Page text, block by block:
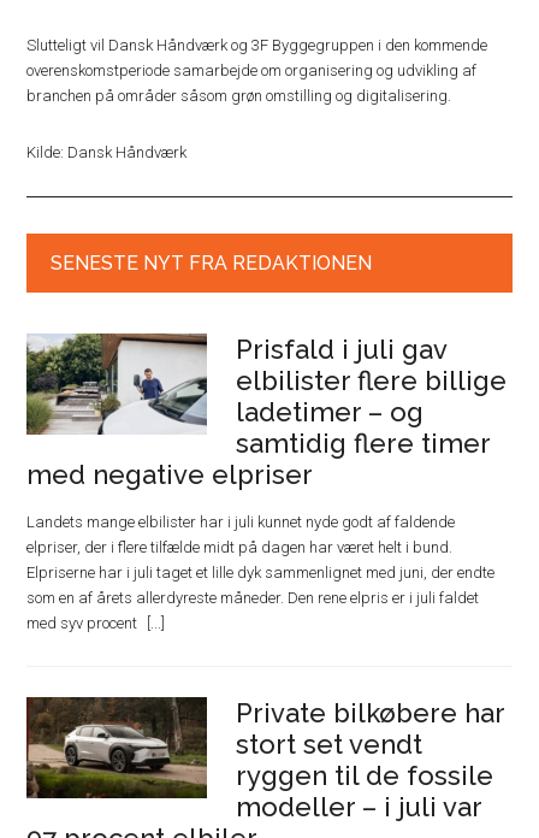
Slutteligt vil Dansk Håndværk og 3F Byggegruppen i den kommende
overenskomstperiode samarbejde om organisering og udvikling af
branchen på områder såsom grøn omstilling og digitalisering.
Kilde: Dansk Håndværk
SENESTE NYT FRA REDAKTIONEN
Prisfald i juli gav
elbilister flere billige
ladetimer – og
samtidig flere timer
med negative elpriser
Landets mange elbilister har i juli kunnet nyde godt af faldende
elpriser, der i flere tilfælde midt på dagen har været helt i bund.
Elpriserne har i juli taget et lille dyk sammenlignet med juni, der endte
som en af årets allerdyreste måneder. Den rene elpris er i juli faldet
med syv procent
Private bilkøbere har
stort set vendt
ryggen til de fossile
modeller – i juli var